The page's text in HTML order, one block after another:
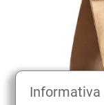
Informativa